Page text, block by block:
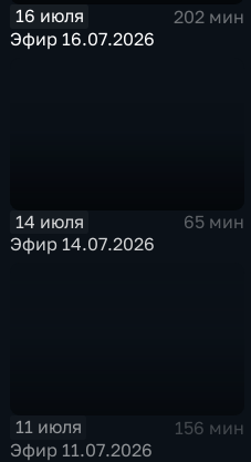
16 июля
202 мин
Эфир 16.07.2026
14 июля
65 мин
Эфир 14.07.2026
11 июля
156 мин
Эфир 11.07.2026